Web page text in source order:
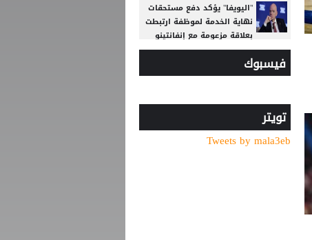
"اليويفا" يؤكد دفع مستحقات
نهاية الخدمة لموظفة ارتبطت
بعلاقة مزعومة مع إنفانتينو
"النادي اتخذ قراره".. أول
تعليق لسيميوني على أزمةفيسبوك
تويتر
Tweets by mala3eb